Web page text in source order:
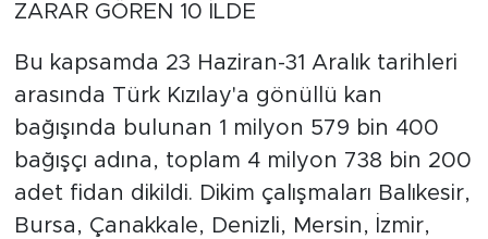
ZARAR GÖREN 10 İLDE
Bu kapsamda 23 Haziran-31 Aralık tarihleri
arasında Türk Kızılay'a gönüllü kan
bağışında bulunan 1 milyon 579 bin 400
bağışçı adına, toplam 4 milyon 738 bin 200
adet fidan dikildi. Dikim çalışmaları Balıkesir,
Bursa, Çanakkale, Denizli, Mersin, İzmir,